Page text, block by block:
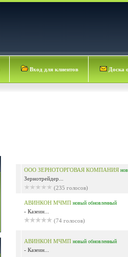
Вход для клиентов Доска
OOO ЗЕРНОТОРГОВАЯ КОМПАНИЯ
Зернотрейдер...
(235 голосов)
АВИНКОН МЧМП новый обновленный
- Казеин...
(74 голосов)
АВИНКОН МЧМП новый обновленный
- Казеин...